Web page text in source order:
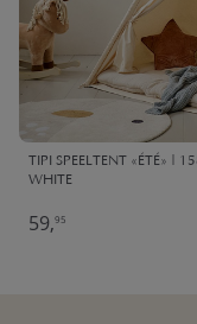
TIPI SPEELTENT «ÉTÉ» |
WHITE
59,95